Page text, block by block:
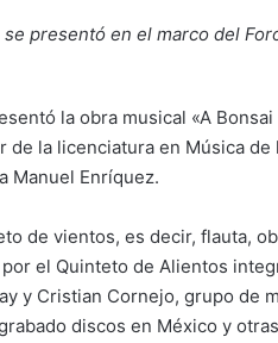
presentó en el marco del
la obra musical «A Bonsai
la licenciatura en Música de
Manuel Enríquez.
de vientos, es decir, flauta,
el Quinteto de Alientos
y Cristian Cornejo, grupo de
discos en México y